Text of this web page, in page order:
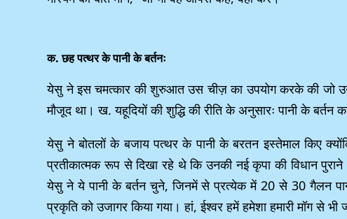
क. छह पत्थर के पानी के बर्तनः
येसु ने इस चमत्कार की शुरुआत उस चीज़ का उपयोग करके की जो
मौजूद था। ख. यहूदियों की शुद्धि की रीति के अनुसारः पानी के बर्तन
येसु ने बोतलों के बजाय पत्थर के पानी के बरतन इस्तेमाल किए
प्रतीकात्मक रूप से दिखा रहे थे कि उनकी नई कृपा की विधान पुराने
येसु ने ये पानी के बर्तन चुने, जिनमें से प्रत्येक में 20 से 30 गैलन
प्रकृति को उजागर किया गया। हां, ईश्वर हमें हमेशा हमारी मॉग से